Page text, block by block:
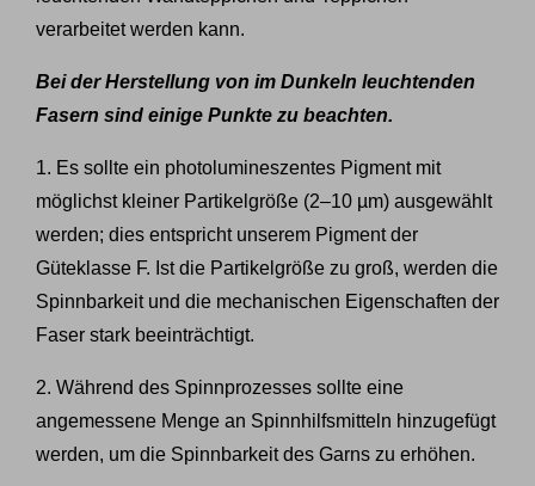
verarbeitet werden kann.
Bei der Herstellung von im Dunkeln leuchtenden
Fasern sind einige Punkte zu beachten.
1. Es sollte ein photolumineszentes Pigment mit
möglichst kleiner Partikelgröße (2–10 µm) ausgewählt
werden; dies entspricht unserem Pigment der
Güteklasse F. Ist die Partikelgröße zu groß, werden die
Spinnbarkeit und die mechanischen Eigenschaften der
Faser stark beeinträchtigt.
2. Während des Spinnprozesses sollte eine
angemessene Menge an Spinnhilfsmitteln hinzugefügt
werden, um die Spinnbarkeit des Garns zu erhöhen.